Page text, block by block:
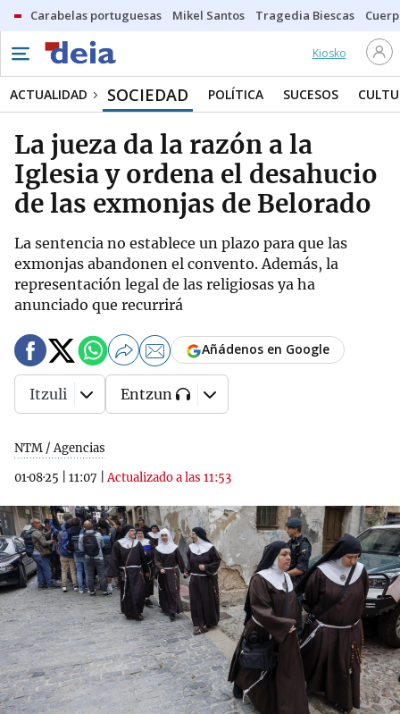
Carabelas portuguesas Mikel Santos Tragedia Biescas
Kiosko
ACTUALIDAD SOCIEDAD POLÍTICA SUCESOS
La jueza da la razón a la
Iglesia y ordena el desahucio
de las exmonjas de Belorado
La sentencia no establece un plazo para que las
exmonjas abandonen el convento. Además, la
representación legal de las religiosas ya ha
anunciado que recurrirá
NTM / Agencias
01·08·25
11:07 |Actualizado a las 11:53
Añádenos en Google
Itzuli Entzun